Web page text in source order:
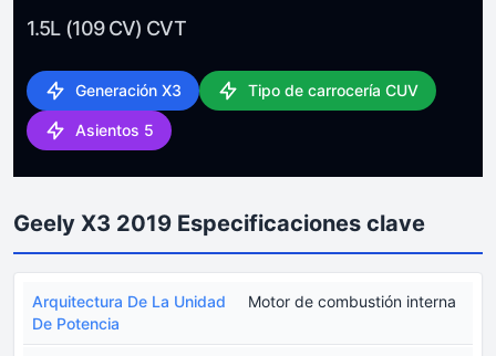
1.5L (109 CV) CVT
Generación X3 Tipo de carrocería CUV
Asientos 5
Geely X3 2019 Especificaciones clave
Arquitectura De La Unidad
De Potencia
Motor de combustión interna